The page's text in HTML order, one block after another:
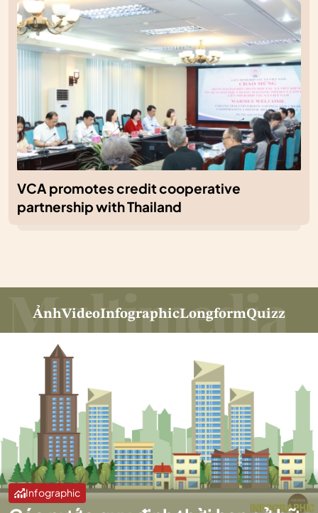
VCA promotes credit cooperative
partnership with Thailand
ẢnhVideoInfographicLongformQuizz
Infographic